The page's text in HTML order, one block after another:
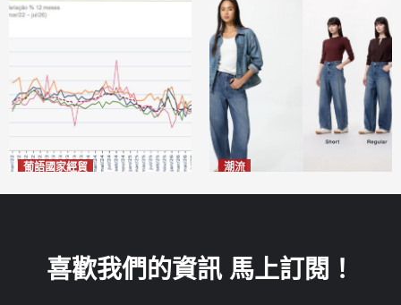
葡語國家經貿 潮流
喜歡我們的資訊 馬上訂閱！